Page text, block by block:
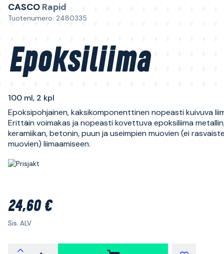
CASCO Rapid
Tuotenumero: 2480335
Epoksiliima
100 ml, 2 kpl
Epoksipohjainen, kaksikomponenttinen nopeasti kuivuva
Erittäin voimakas ja nopeasti kovettuva epoksiliima
keramiikan, betonin, puun ja useimpien muovien (ei
muovien) liimaamiseen.
24,60 €
Sis. ALV